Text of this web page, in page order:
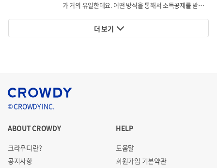
가 거의 유일한데요. 어떤 방식을 통해서 소득공제를 받게
더 보기
© CROWDY INC.
ABOUT CROWDY
크라우디란?
공지사항
HELP
도움말
회원가입 기본약관